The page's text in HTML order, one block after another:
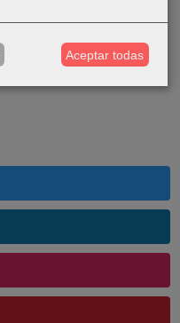
Aceptar todas